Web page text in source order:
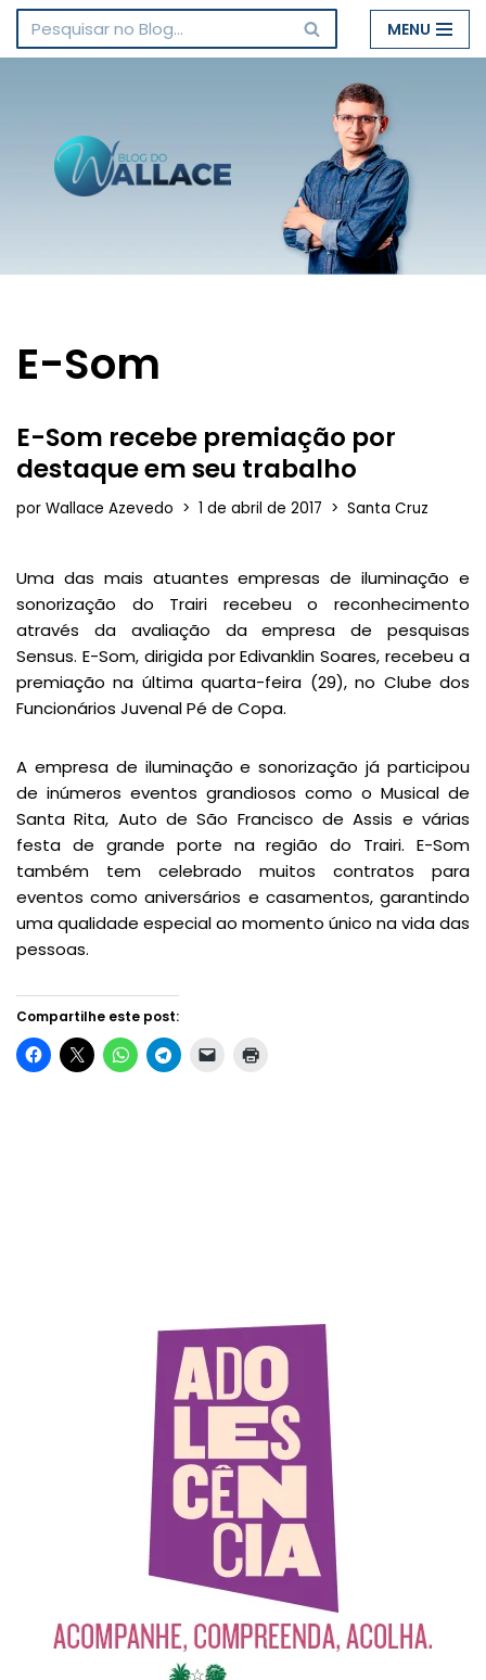
Pular
conteúdo
MENU
E-Som
E-Som recebe premiação por
destaque em seu trabalho
por Wallace Azevedo 1 de abril de 2017 Santa Cruz
Uma das mais atuantes empresas de iluminação e
sonorização do Trairi recebeu o reconhecimento
através da avaliação da empresa de pesquisas
Sensus. E-Som, dirigida por Edivanklin Soares, recebeu a
premiação na última quarta-feira (29), no Clube dos
Funcionários Juvenal Pé de Copa.
A empresa de iluminação e sonorização já participou
de inúmeros eventos grandiosos como o Musical de
Santa Rita, Auto de São Francisco de Assis e várias
festa de grande porte na região do Trairi. E-Som
também tem celebrado muitos contratos para
eventos como aniversários e casamentos, garantindo
uma qualidade especial ao momento único na vida das
pessoas.
Compartilhe este post: